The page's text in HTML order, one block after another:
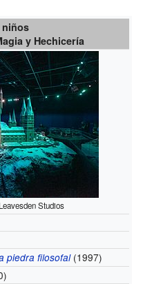
niños
y Hechicería
Studios
piedra filosofal(1997)